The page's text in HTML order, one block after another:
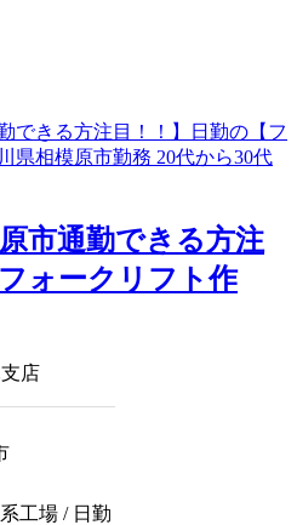
市通勤できる方注
ォークリフト作
店
工場 / 日勤